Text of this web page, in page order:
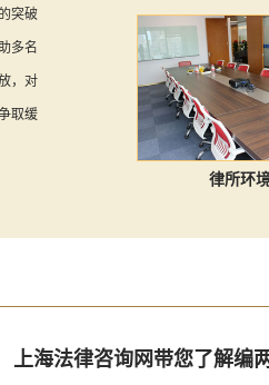
突破
多名
，对
取缓
律所环
上海法律咨询网带您了解编